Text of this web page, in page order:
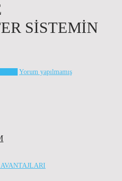
SISTEMIN
Yorum yapılmamış